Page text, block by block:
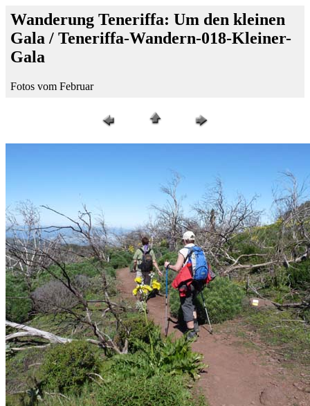
Wanderung Teneriffa: Um den kleinen
Gala / Teneriffa-Wandern-018-Kleiner-
Gala
Fotos vom Februar